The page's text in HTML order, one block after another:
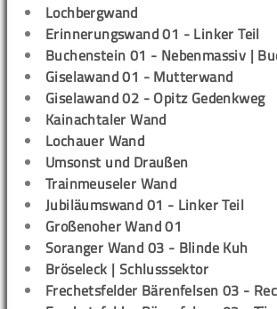
Lochbergwand
Erinnerungswand 01 - Linker Teil
Buchenstein 01 - Nebenmassiv |
Giselawand 01 - Mutterwand
Giselawand 02 - Opitz Gedenkweg
Kainachtaler Wand
Lochauer Wand
Umsonst und Draußen
Trainmeuseler Wand
Jubiläumswand 01 - Linker Teil
Großenoher Wand 01
Soranger Wand 03 - Blinde Kuh
Bröseleck | Schlusssektor
Frechetsfelder Bärenfelsen 03 -